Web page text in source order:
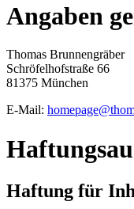
Angaben
Thomas Brunnengräber
Schröfelhofstraße 66
81375 München
E-Mail:
Haftung für